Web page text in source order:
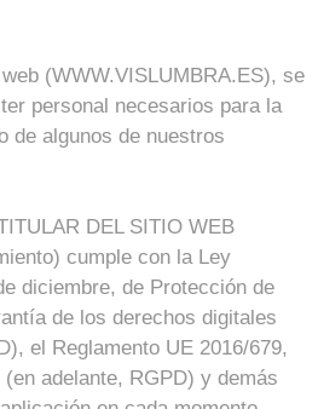
(WWW.VISLUMBRA.ES), se
personal necesarios para la
de algunos de nuestros
DEL SITIO WEB
cumple con la Ley
diciembre, de Protección de
de los derechos digitales
el Reglamento UE 2016/679,
adelante, RGPD) y demás